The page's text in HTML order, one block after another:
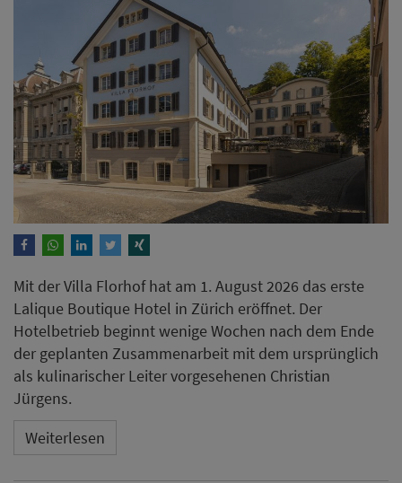
Mit der Villa Florhof hat am 1. August 2026 das erste
Lalique Boutique Hotel in Zürich eröffnet. Der
Hotelbetrieb beginnt wenige Wochen nach dem Ende
der geplanten Zusammenarbeit mit dem ursprünglich
als kulinarischer Leiter vorgesehenen Christian
Jürgens.
Weiterlesen